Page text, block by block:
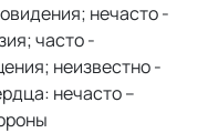
нечасто -
часто -
неизвестно -
нечасто –